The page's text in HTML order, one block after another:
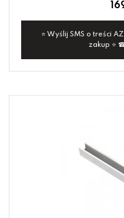
⭐ Wyślij SMS o treści
zakup ⭐